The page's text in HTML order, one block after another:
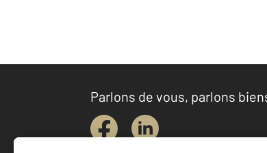
Parlons de vous, parlons